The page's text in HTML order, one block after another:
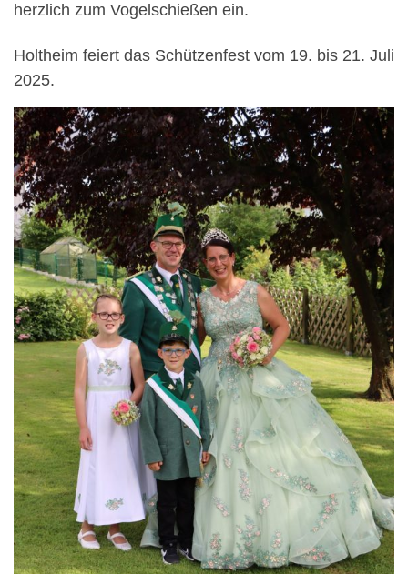
herzlich zum Vogelschießen ein.
Holtheim feiert das Schützenfest vom 19. bis 21. Juli
2025.